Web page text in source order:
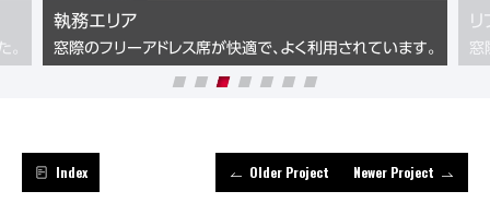
。
執務エリア
窓際のフリーアドレス席が快適で、よく利用されています。
リ
窓
Index Older Project Newer Project